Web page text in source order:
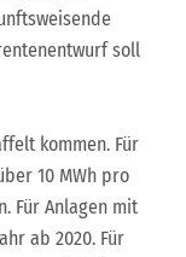
soll
kommen. Für
10 MWh pro
Für Anlagen mit
ab 2020. Für